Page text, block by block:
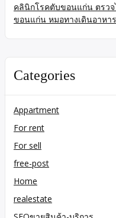
คลินิกโรคตับขอนแก่น ตรว
ขอนแก่น หมอทางเดินอาหา
Categories
Appartment
For rent
For sell
free-post
Home
realestate